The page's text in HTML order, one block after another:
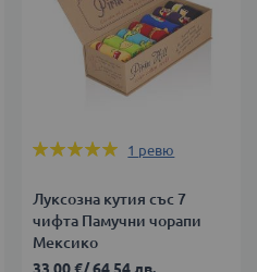
Оценка:
1 ревю
Луксозна кутия със 7
чифта Памучни чорапи
Мексико